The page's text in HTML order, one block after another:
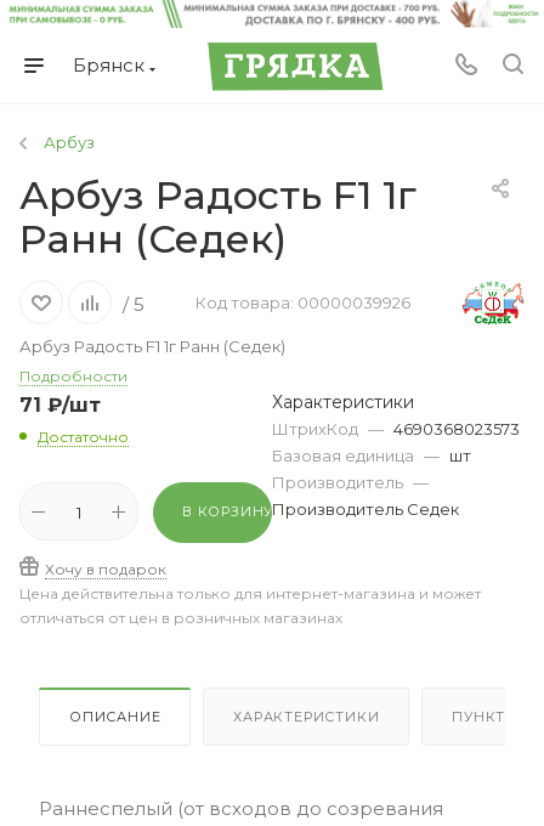
Брянск
Арбуз
Арбуз Радость F1 1г
Ранн (Седек)
/ 5 Код товара: 00000039926
Арбуз Радость F1 1г Ранн (Седек)
Подробности
71 ₽/шт
Достаточно
В КОРЗИНУ
Хочу в подарок
Характеристики
ШтрихКод — 4690368023573
Базовая единица — шт
Производитель —
Производитель Седек
Цена действительна только для интернет-магазина и может
отличаться от цен в розничных магазинах
ОПИСАНИЕ ХАРАКТЕРИСТИКИ ПУНКТЫ
Раннеспелый (от всходов до созревания